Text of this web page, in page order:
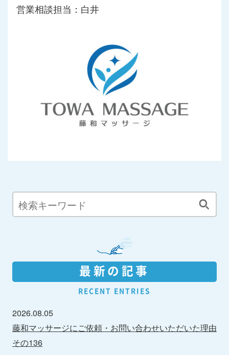
営業相談担当：白井
最新の記事
RECENT ENTRIES
2026.08.05
藤和マッサージにご依頼・お問い合わせいただいた理由
その136